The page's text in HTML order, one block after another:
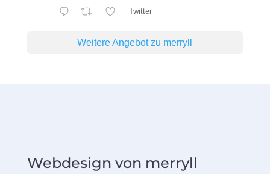
Twitter
Weitere Angebot zu merryll
Webdesign von merryll